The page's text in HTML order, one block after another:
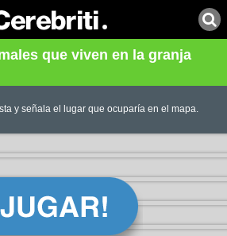
que viven en la granja
y señala el lugar que ocuparía en el mapa.